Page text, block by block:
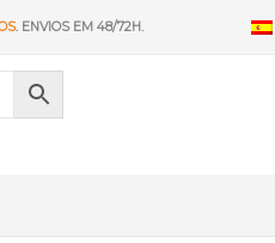
. ENVIOS EM 48/72H.